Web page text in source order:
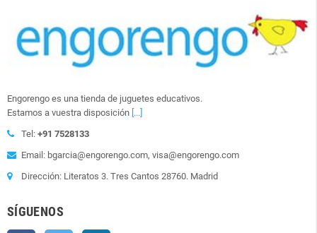
Engorengo es una tienda de juguetes educativos.
Estamos a vuestra disposición [...]
Tel: +91 7528133
Email: bgarcia@engorengo.com, visa@engorengo.com
Dirección: Literatos 3. Tres Cantos 28760. Madrid
SÍGUENOS